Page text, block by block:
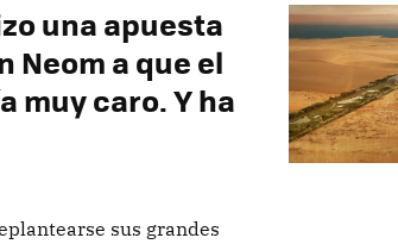
una apuesta
Neom a que el
muy caro. Y ha
sus grandes